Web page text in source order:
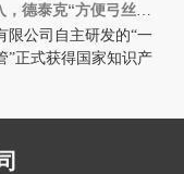
丝导入的正畸颊面管”专利正式获批
限公司自主研发的“一
”正式获得国家知识产
投入和技术积累。